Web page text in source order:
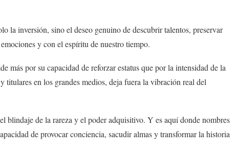
la inversión, sino el deseo genuino de descubrir talentos, preservar
y con el espíritu de nuestro tiempo.
más por su capacidad de reforzar estatus que por la intensidad de la
titulares en los grandes medios, deja fuera la vibración real del
blindaje de la rareza y el poder adquisitivo. Y es aquí donde nombres
de provocar conciencia, sacudir almas y transformar la historia